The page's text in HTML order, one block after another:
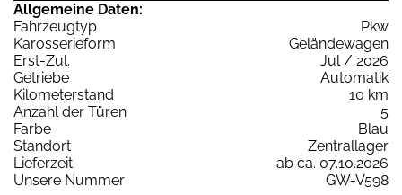
Allgemeine Daten:
Fahrzeugtyp
Pkw
Karosserieform
Geländewagen
Erst-Zul.
Jul / 2026
Getriebe
Automatik
Kilometerstand
10 km
Anzahl der Türen
5
Farbe
Blau
Standort
Zentrallager
Lieferzeit
ab ca. 07.10.2026
Unsere Nummer
GW-V598